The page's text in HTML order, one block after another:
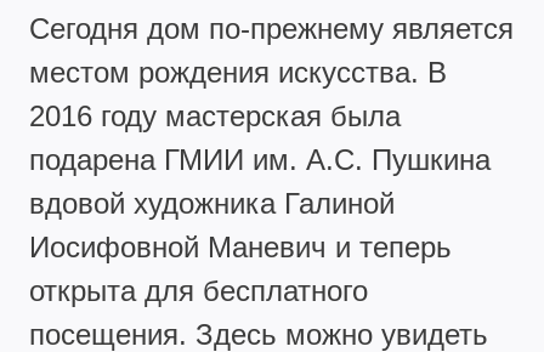
Сегодня дом по-прежнему является
местом рождения искусства. В
2016 году мастерская была
подарена ГМИИ им. А.С. Пушкина
вдовой художника Галиной
Иосифовной Маневич и теперь
открыта для бесплатного
посещения. Здесь можно увидеть